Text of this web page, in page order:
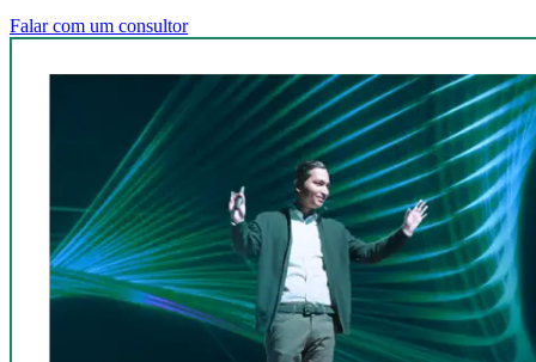
Falar com um consultor